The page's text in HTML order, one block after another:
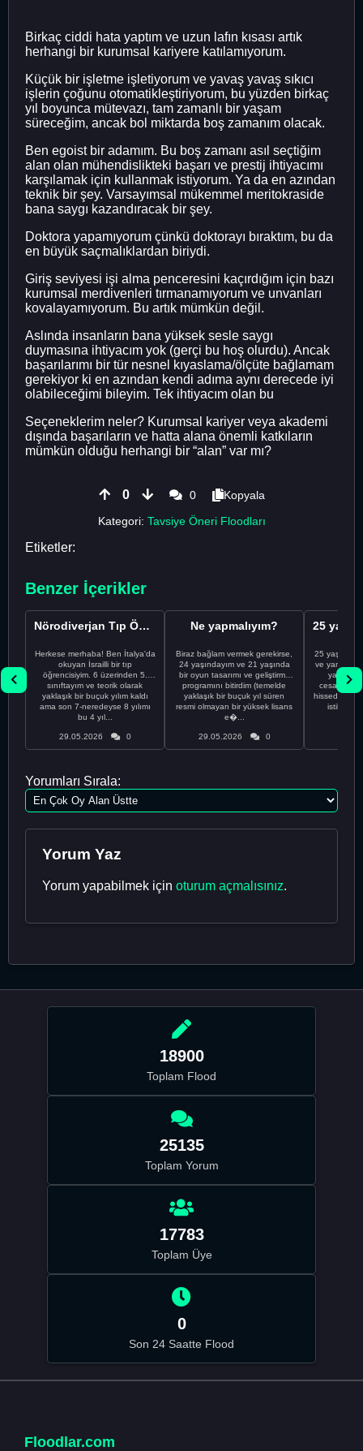
Birkaç ciddi hata yaptım ve uzun lafın kısası artık
herhangi bir kurumsal kariyere katılamıyorum.
Küçük bir işletme işletiyorum ve yavaş yavaş sıkıcı
işlerin çoğunu otomatikleştiriyorum, bu yüzden birkaç
yıl boyunca mütevazı, tam zamanlı bir yaşam
süreceğim, ancak bol miktarda boş zamanım olacak.
Ben egoist bir adamım. Bu boş zamanı asıl seçtiğim
alan olan mühendislikteki başarı ve prestij ihtiyacımı
karşılamak için kullanmak istiyorum. Ya da en azından
teknik bir şey. Varsayımsal mükemmel meritokraside
bana saygı kazandıracak bir şey.
Doktora yapamıyorum çünkü doktorayı bıraktım, bu da
en büyük saçmalıklardan biriydi.
Giriş seviyesi işi alma penceresini kaçırdığım için bazı
kurumsal merdivenleri tırmanamıyorum ve unvanları
kovalayamıyorum. Bu artık mümkün değil.
Aslında insanların bana yüksek sesle saygı
duymasına ihtiyacım yok (gerçi bu hoş olurdu). Ancak
başarılarımı bir tür nesnel kıyaslama/ölçüte bağlamam
gerekiyor ki en azından kendi adıma aynı derecede iyi
olabileceğimi bileyim. Tek ihtiyacım olan bu
Seçeneklerim neler? Kurumsal kariyer veya akademi
dışında başarıların ve hatta alana önemli katkıların
mümkün olduğu herhangi bir “alan” var mı?
0 0
Kopyala
Kategori: Tavsiye Öneri Floodları
Etiketler:
Benzer İçerikler
Nörodiverjan Tıp Öğrencisi Yeni Bir Yol Arıyor
Herkese merhaba! Ben İtalya'da
okuyan İsrailli bir tıp
öğrencisiyim. 6 üzerinden 5.
sınıftayım ve teorik olarak
yaklaşık bir buçuk yılım kaldı
ama son 7-neredeyse 8 yılımı
bu 4 yıl...
29.05.2026 0
Ne yapmalıyım?
Biraz bağlam vermek gerekirse,
24 yaşındayım ve 21 yaşında
bir oyun tasarımı ve geliştirme
programını bitirdim (temelde
yaklaşık bir buçuk yıl süren
resmi olmayan bir yüksek lisans
e�...
29.05.2026 0
25
ve yanlış
cesaretimin
Yorumları Sırala:
Yorum Yaz
Yorum yapabilmek için oturum açmalısınız.
18900
Toplam Flood
25135
Toplam Yorum
17783
Toplam Üye
0
Son 24 Saatte Flood
Floodlar.com